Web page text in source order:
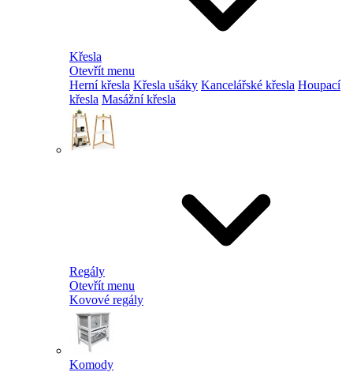
Křesla
Otevřít menu
Herní křesla Křesla ušáky Kancelářské křesla Houpací
křesla Masážní křesla
Regály
Otevřít menu
Kovové regály
Komody